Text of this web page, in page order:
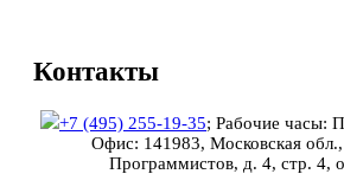
Контакты
+7 (495) 255-19-35; Рабочие часы:
Офис: 141983, Московская обл.,
Программистов, д. 4, стр. 4,